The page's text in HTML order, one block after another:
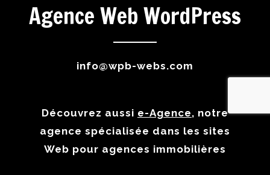
Agence Web WordPress
info@wpb-webs.com
Découvrez aussi e-Agence, notre
agence spécialisée dans les sites
Web pour agences immobilières